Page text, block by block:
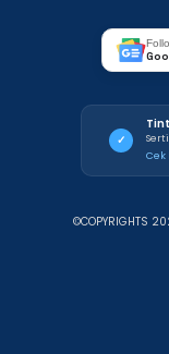
✓
Cek
©COPYRIGHTS